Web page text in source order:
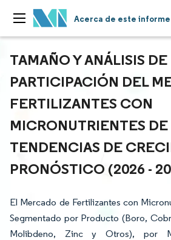
Acerca de este informe
TAMAÑO Y ANÁLISIS DE
PARTICIPACIÓN DEL
FERTILIZANTES CON
MICRONUTRIENTES DE
TENDENCIAS DE
PRONÓSTICO (2026 -
El Mercado de Fertilizantes con
Segmentado por Producto (Boro,
Molibdeno, Zinc y Otros), por